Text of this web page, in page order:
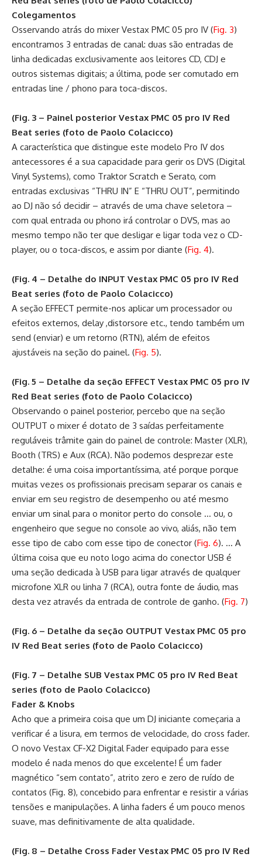
Colegamentos
Osservando atrás do mixer Vestax PMC 05 pro IV (Fig. 3)
encontramos 3 entradas de canal: duas são entradas de
linha dedicadas exclusivamente aos leitores CD, CDJ e
outros sistemas digitais; a última, pode ser comutado em
entradas line / phono para toca-discos.
(Fig. 3 – Painel posterior Vestax PMC 05 pro IV Red
Beat series (foto de Paolo Colacicco)
A característica que distingue este modelo Pro IV dos
antecessores é a sua capacidade para gerir os DVS (Digital
Vinyl Systems), como Traktor Scratch e Serato, com
entradas exclusivas “THRU IN” E “THRU OUT”, permitindo
ao DJ não só decidir – através de uma chave seletora –
com qual entrada ou phono irá controlar o DVS, mas ao
mesmo tempo não ter que desligar e ligar toda vez o CD-
player, ou o toca-discos, e assim por diante (Fig. 4).
(Fig. 4 – Detalhe do INPUT Vestax PMC 05 pro IV Red
Beat series (foto de Paolo Colacicco)
A seção EFFECT permite-nos aplicar um processador ou
efeitos externos, delay ,distorsore etc., tendo também um
send (enviar) e um retorno (RTN), além de efeitos
ajustáveis na seção do painel. (Fig. 5).
(Fig. 5 – Detalhe da seção EFFECT Vestax PMC 05 pro IV
Red Beat series (foto de Paolo Colacicco)
Observando o painel posterior, percebo que na seção
OUTPUT o mixer é dotato de 3 saídas perfeitamente
reguláveis trâmite gain do painel de controle: Master (XLR),
Booth (TRS) e Aux (RCA). Não podemos desprezar este
detalhe: é uma coisa importantíssima, até porque porque
muitas vezes os profissionais precisam separar os canais e
enviar em seu registro de desempenho ou até mesmo
enviar um sinal para o monitor perto do console … ou, o
engenheiro que segue no console ao vivo, aliás, não tem
esse tipo de cabo com esse tipo de conector (Fig. 6). … A
última coisa que eu noto logo acima do conector USB é
uma seção dedicada à USB para ligar através de qualquer
microfone XLR ou linha 7 (RCA), outra fonte de áudio, mas
desta vez através da entrada de controle de ganho. (Fig. 7)
(Fig. 6 – Detalhe da seção OUTPUT Vestax PMC 05 pro
IV Red Beat series (foto de Paolo Colacicco)
(Fig. 7 – Detalhe SUB Vestax PMC 05 pro IV Red Beat
series (foto de Paolo Colacicco)
Fader & Knobs
Acho que a primeira coisa que um DJ iniciante começaria a
verificar é a lisura, em termos de velocidade, do cross fader.
O novo Vestax CF-X2 Digital Fader equipado para esse
modelo é nada menos do que excelente! É um fader
magnético “sem contato”, atrito zero e zero de ruído de
contatos (Fig. 8), concebido para enfrentar e resistir a várias
tensões e manipulações. A linha faders é um pouco menos
suave, mas definitivamente de alta qualidade.
(Fig. 8 – Detalhe Cross Fader Vestax PMC 05 pro IV Red